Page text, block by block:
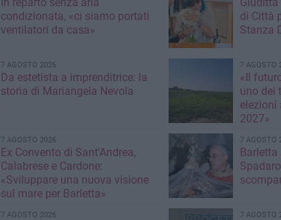
condizionata, «ci siamo portati
ventilatori da casa»
di Città
Stanza
7 AGOSTO 2026
Da estetista a imprenditrice: la
storia di Mariangela Nevola
7 AGOSTO
«Il
uno dei
elezioni
2027»
7 AGOSTO 2026
Ex Convento di Sant'Andrea,
Calabrese e Cardone:
«Sviluppare una nuova visione
sul mare per Barletta»
7 AGOSTO
Barletta
7 AGOSTO 2026 7 AGOSTO